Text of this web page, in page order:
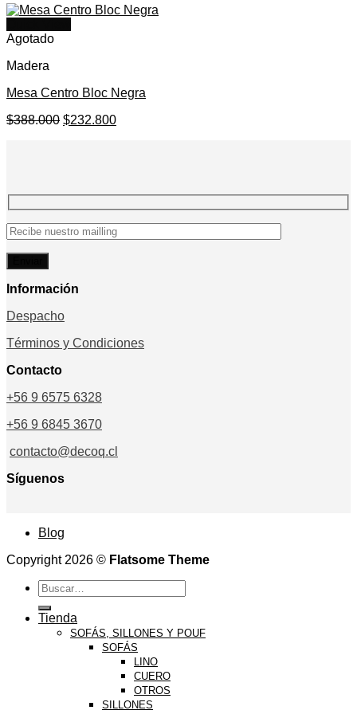
Agotado
Madera
Mesa Centro Bloc Negra
$388.000 El
$232.800El
Información
Despacho
Términos y Condiciones
Contacto
+56 9 6575 6328
+56 9 6845 3670
contacto@decoq.cl
Síguenos
Blog
Copyright 2026 © Flatsome Theme
Buscar
por:
Tienda
SOFÁS, SILLONES Y POUF
SOFÁS
LINO
CUERO
OTROS
SILLONES